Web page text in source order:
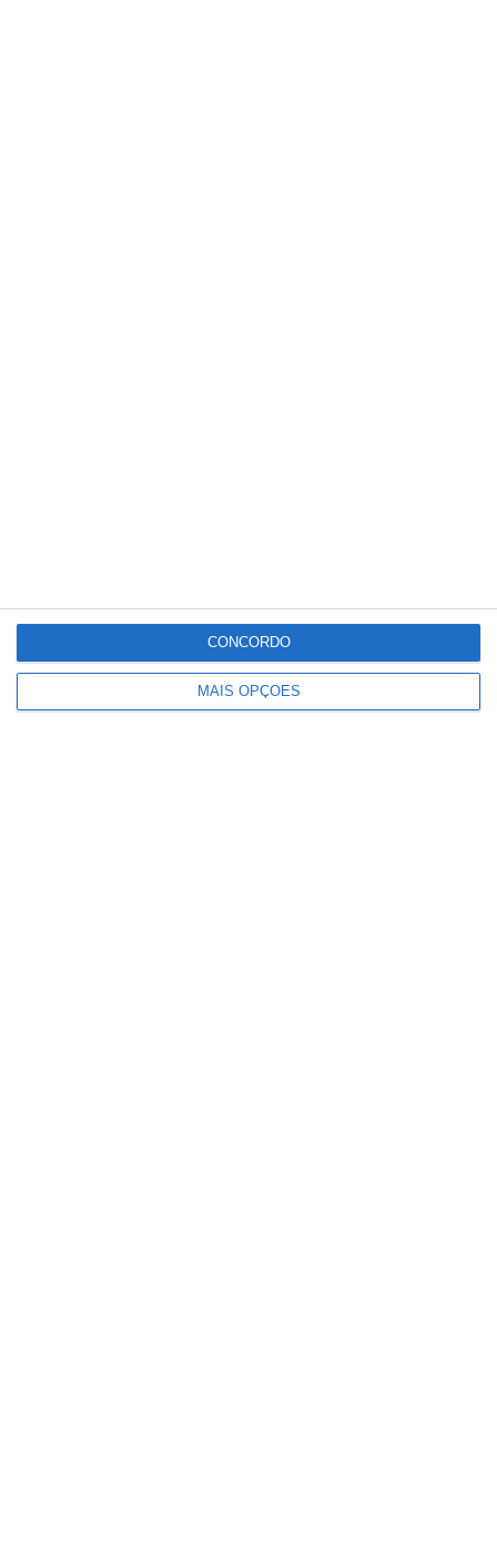
MAIS OPÇÕES
CONCORDO